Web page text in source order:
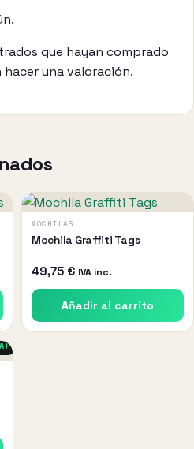
que hayan comprado
una valoración.
MOCHILAS
Mochila Graffiti Tags
49,75 € IVA inc.
Añadir al carrito